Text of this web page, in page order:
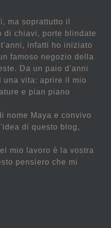
ma soprattutto il
di chiavi, porte blindate
infatti ho iniziato
famoso negozio della
Da un paio d'anni
una vita: aprire il mio
e pian piano
nome Maya e convivo
di questo blog,
mio lavoro è la vostra
pensiero che mi